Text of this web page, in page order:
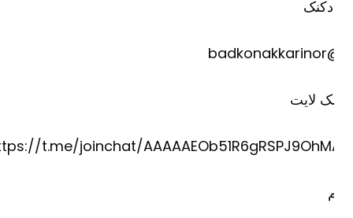
لایت
https://t.me/joinchat/